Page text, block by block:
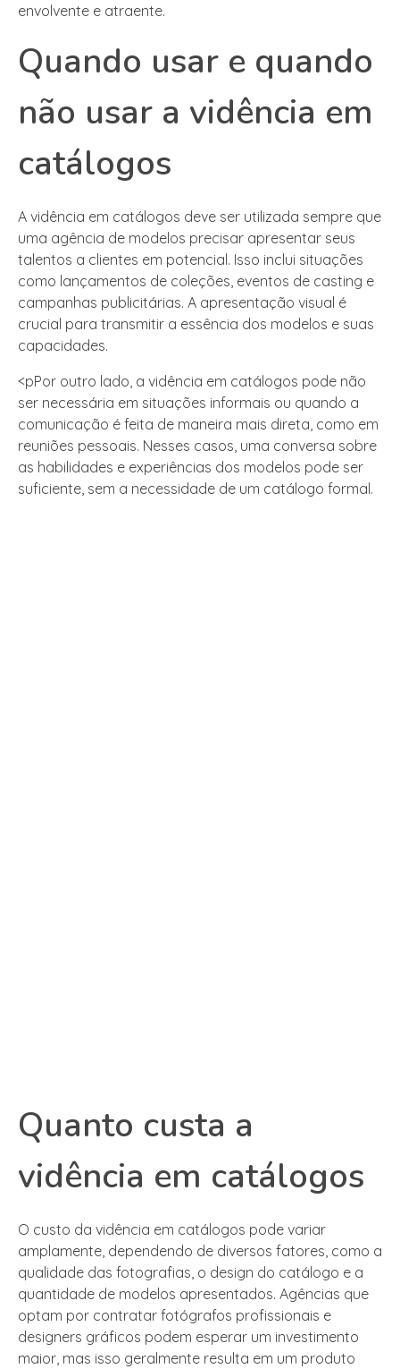
envolvente e atraente.
Quando usar e quando
não usar a vidência em
catálogos
A vidência em catálogos deve ser utilizada sempre que
uma agência de modelos precisar apresentar seus
talentos a clientes em potencial. Isso inclui situações
como lançamentos de coleções, eventos de casting e
campanhas publicitárias. A apresentação visual é
crucial para transmitir a essência dos modelos e suas
capacidades.
<pPor outro lado, a vidência em catálogos pode não
ser necessária em situações informais ou quando a
comunicação é feita de maneira mais direta, como em
reuniões pessoais. Nesses casos, uma conversa sobre
as habilidades e experiências dos modelos pode ser
suficiente, sem a necessidade de um catálogo formal.
Quanto custa a
vidência em catálogos
O custo da vidência em catálogos pode variar
amplamente, dependendo de diversos fatores, como a
qualidade das fotografias, o design do catálogo e a
quantidade de modelos apresentados. Agências que
optam por contratar fotógrafos profissionais e
designers gráficos podem esperar um investimento
maior, mas isso geralmente resulta em um produto